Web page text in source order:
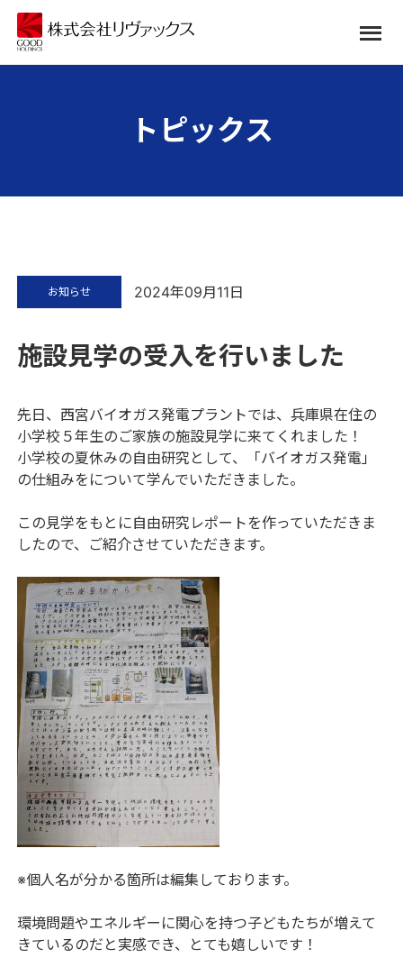
トピックス
施設見学の受入を行いました
お知らせ 2024年09月11日
先日、西宮バイオガス発電プラントでは、兵庫県在住の
小学校５年生のご家族の施設見学に来てくれました！
小学校の夏休みの自由研究として、「バイオガス発電」
の仕組みをについて学んでいただきました。
この見学をもとに自由研究レポートを作っていただきま
したので、ご紹介させていただきます。
※個人名が分かる箇所は編集しております。
環境問題やエネルギーに関心を持つ子どもたちが増えて
きているのだと実感でき、とても嬉しいです！